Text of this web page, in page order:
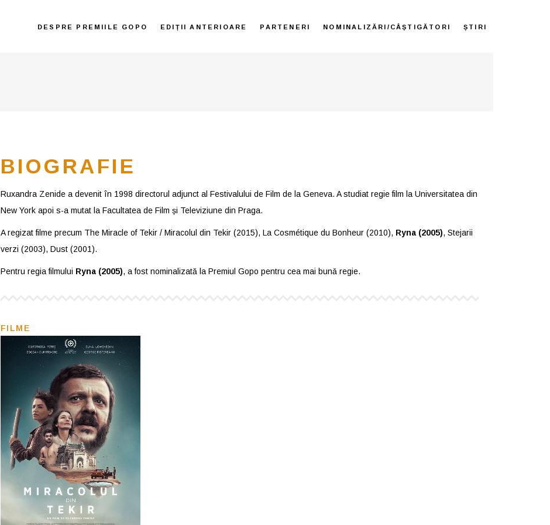
DESPRE PREMIILE GOPO EDIȚII ANTERIOARE PARTENERI NOMINALIZĂRI/CÂȘTIGĂTORI ȘTIRI
BIOGRAFIE
Ruxandra Zenide a devenit în 1998 directorul adjunct al Festivalului de Film de la Geneva. A studiat regie film la Universitatea din
New York apoi s-a mutat la Facultatea de Film și Televiziune din Praga.
A regizat filme precum The Miracle of Tekir / Miracolul din Tekir (2015), La Cosmétique du Bonheur (2010), Ryna (2005), Stejarii
verzi (2003), Dust (2001).
Pentru regia filmului Ryna (2005), a fost nominalizată la Premiul Gopo pentru cea mai bunǎ regie.
FILME